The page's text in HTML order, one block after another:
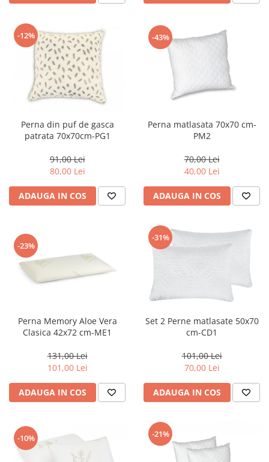
-12%
Perna din puf de gasca
patrata 70x70cm-PG1
91,00 Lei
80,00 Lei
ADAUGA IN COS
-43%
Perna matlasata 70x70 cm-
PM2
70,00 Lei
40,00 Lei
ADAUGA IN COS
-23%
Perna Memory Aloe Vera
Clasica 42x72 cm-ME1
131,00 Lei
101,00 Lei
ADAUGA IN COS
-31%
Set 2 Perne matlasate 50x70
cm-CD1
101,00 Lei
70,00 Lei
ADAUGA IN COS
-10% -21%